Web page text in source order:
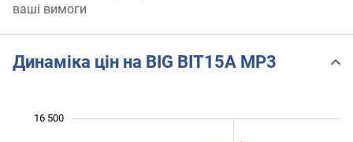
ваші вимоги
Динаміка цін на BIG BIT15A MP3
16 500